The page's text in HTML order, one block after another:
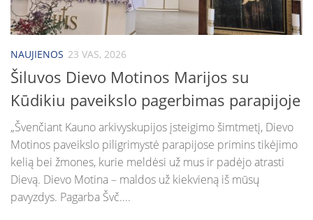
NAUJIENOS 23 VAS, 2026
Šiluvos Dievo Motinos Marijos su
Kūdikiu paveikslo pagerbimas parapijoje
„Švenčiant Kauno arkivyskupijos įsteigimo šimtmetį, Dievo
Motinos paveikslo piligrimystė parapijose primins tikėjimo
kelią bei žmones, kurie meldėsi už mus ir padėjo atrasti
Dievą. Dievo Motina – maldos už kiekvieną iš mūsų
pavyzdys. Pagarba Švč....